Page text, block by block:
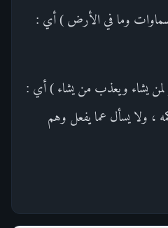
وما في الأرض ) أي :
لمن يشاء ويعذب من يشاء ) أي :
، ولا يسأل عما يفعل وهم